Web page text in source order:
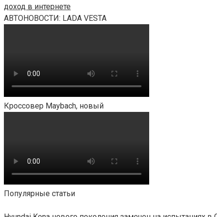
доход в интернете
АВТОНОВОСТИ: LADA VESTA
Кроссовер Maybach, новый
Популярные статьи